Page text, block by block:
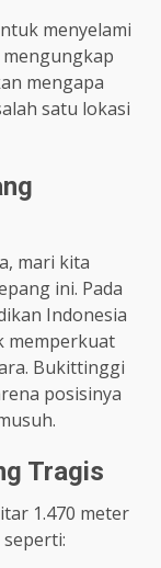
menyelami
mengungkap
mengapa
satu lokasi
mari kita
ini. Pada
Indonesia
memperkuat
Bukittinggi
posisinya
Tragis
1.470 meter